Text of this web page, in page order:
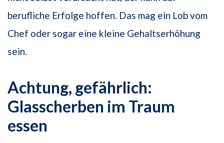
berufliche Erfolge hoffen. Das mag ein Lob vom
Chef oder sogar eine kleine Gehaltserhöhung
sein.
Achtung, gefährlich:
Glasscherben im Traum
essen